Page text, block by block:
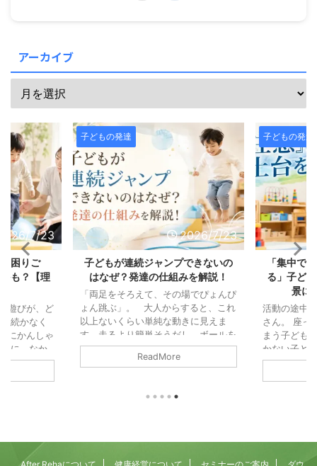
アーカイブ
7/23
困りご
も？【理
遊びが、ど
続かなく
にかんしゃ
に、なか
除機の音
も、毎日の
ごとです。
子どもの発達
2026/7/23
子どもが連続ジャンプできないの
はなぜ？発達の仕組みを解説！
「両足をそろえて、その場でぴょんぴ
ょん跳ぶ」。 大人からすると、これ
以上ないくらい単純な動きに見えま
す。走るより簡単そうだし、ボールを
投げるより地味な動きと思われ鵜かも
しれません。 また「これができない
ん。 でも、運動の仕組みから見る
度でかみ合ってはじめて成立する動き
ReadMore
子どもの発達
「集中で
る」子ど
景に
活動の途中
さん。 座っ
まう子ども
かない子ど
「注意」と
そうになる